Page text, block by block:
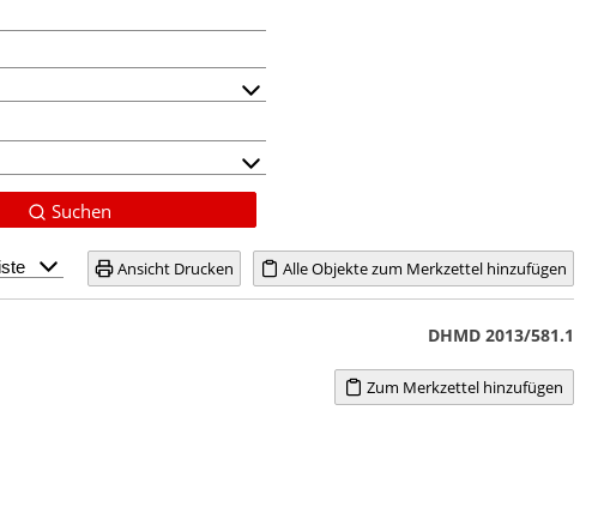
Suchen
Alle Objekte zum Merkzettel hinzufügen
Ansicht Drucken
DHMD 2013/581.1
Zum Merkzettel hinzufügen